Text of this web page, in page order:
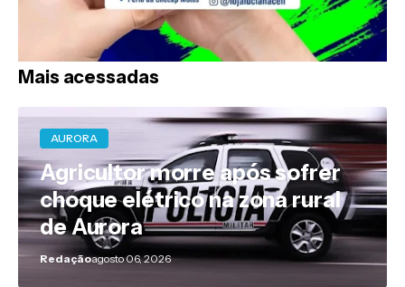
Mais acessadas
AURORA
Agricultor morre após sofrer
choque elétrico na zona rural
de Aurora
Redaçãoagosto 06, 2026